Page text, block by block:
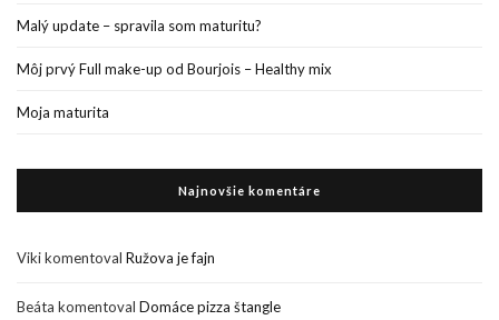
Malý update – spravila som maturitu?
Môj prvý Full make-up od Bourjois – Healthy mix
Moja maturita
Najnovšie komentáre
Vikikomentoval Ružova je fajn
Beáta komentoval Domáce pizza štangle